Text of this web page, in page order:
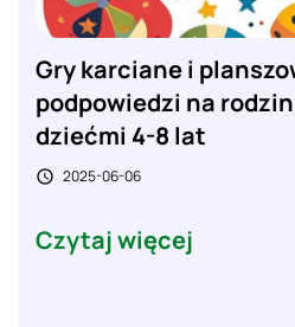
Gry karciane i
podpowiedzi na
dziećmi 4-8 lat
 2025-06-06
Czytaj więcej